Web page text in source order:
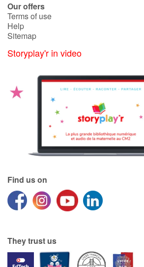
Our offers
Terms of use
Help
Sitemap
Storyplay'r in video
Find us on
They trust us